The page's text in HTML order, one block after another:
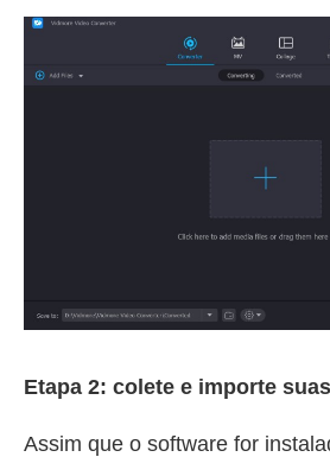
Etapa 2: colete e importe
Assim que o software for